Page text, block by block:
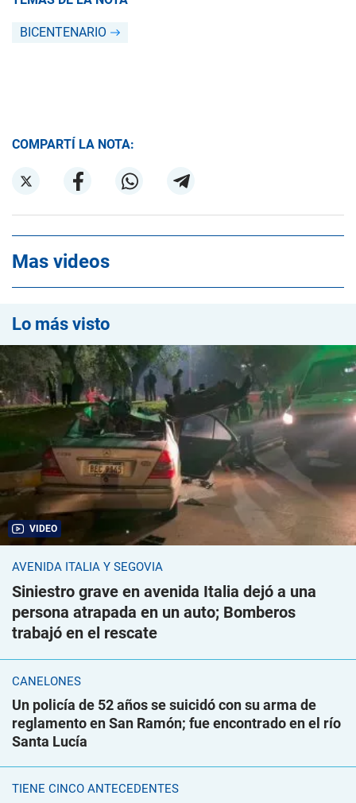
BICENTENARIO
COMPARTÍ LA NOTA:
Mas videos
Lo más visto
VIDEO
AVENIDA ITALIA Y SEGOVIA
Siniestro grave en avenida Italia dejó a una
persona atrapada en un auto; Bomberos
trabajó en el rescate
CANELONES
Un policía de 52 años se suicidó con su arma de
reglamento en San Ramón; fue encontrado en el río
Santa Lucía
TIENE CINCO ANTECEDENTES